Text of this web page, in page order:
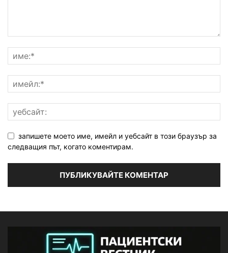
запишете моето име, имейл и уебсайт в този браузър за
следващия път, когато коментирам.